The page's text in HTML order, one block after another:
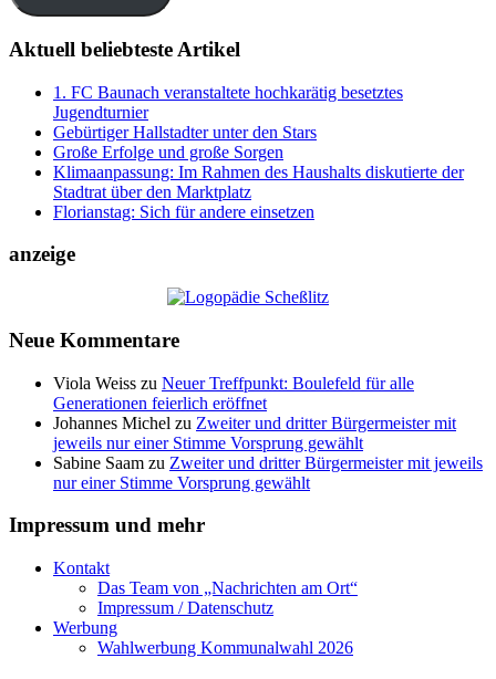
Aktuell beliebteste Artikel
1. FC Baunach veranstaltete hochkarätig besetztes
Jugendturnier
Gebürtiger Hallstadter unter den Stars
Große Erfolge und große Sorgen
Klimaanpassung: Im Rahmen des Haushalts diskutierte der
Stadtrat über den Marktplatz
Florianstag: Sich für andere einsetzen
anzeige
Neue Kommentare
Viola Weiss zu Neuer Treffpunkt: Boulefeld für alle
Generationen feierlich eröffnet
Johannes Michel zu Zweiter und dritter Bürgermeister mit
jeweils nur einer Stimme Vorsprung gewählt
Sabine Saam zu Zweiter und dritter Bürgermeister mit jeweils
nur einer Stimme Vorsprung gewählt
Impressum und mehr
Kontakt
Das Team von „Nachrichten am Ort“
Impressum / Datenschutz
Werbung
Wahlwerbung Kommunalwahl 2026